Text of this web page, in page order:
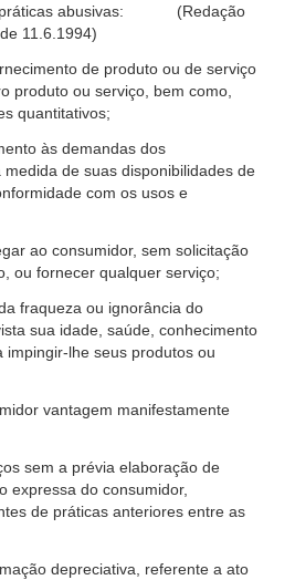
práticas abusivas: (Redação
11.6.1994)
de produto ou de serviço
produto ou serviço, bem como,
quantitativos;
às demandas dos
de suas disponibilidades de
com os usos e
ao consumidor, sem solicitação
ou fornecer qualquer serviço;
fraqueza ou ignorância do
sua idade, saúde, conhecimento
impingir-lhe seus produtos ou
vantagem manifestamente
sem a prévia elaboração de
expressa do consumidor,
de práticas anteriores entre as
depreciativa, referente a ato